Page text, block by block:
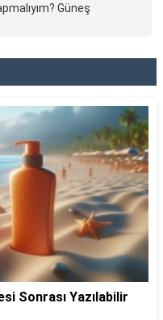
Güneş
Sonrası Yazılabilir